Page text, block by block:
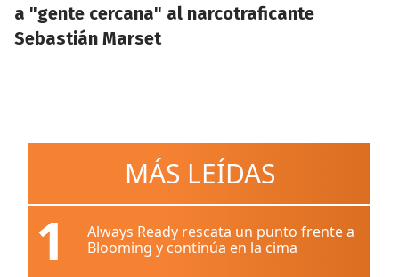
a "gente cercana" al narcotraficante
Sebastián Marset
MÁS LEÍDAS
1
Always Ready rescata un punto frente a
Blooming y continúa en la cima